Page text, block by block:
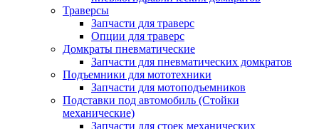
Траверсы
Запчасти для траверс
Опции для траверс
Домкраты пневматические
Запчасти для пневматических домкратов
Подъемники для мототехники
Запчасти для мотоподъемников
Подставки под автомобиль (Стойки
механические)
Запчасти для стоек механических